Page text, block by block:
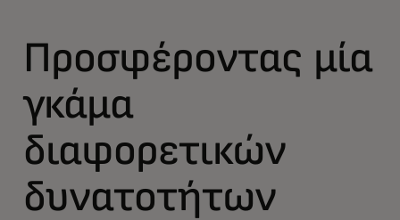
Προσφέροντας μία
γκάμα
διαφορετικών
δυνατοτήτων